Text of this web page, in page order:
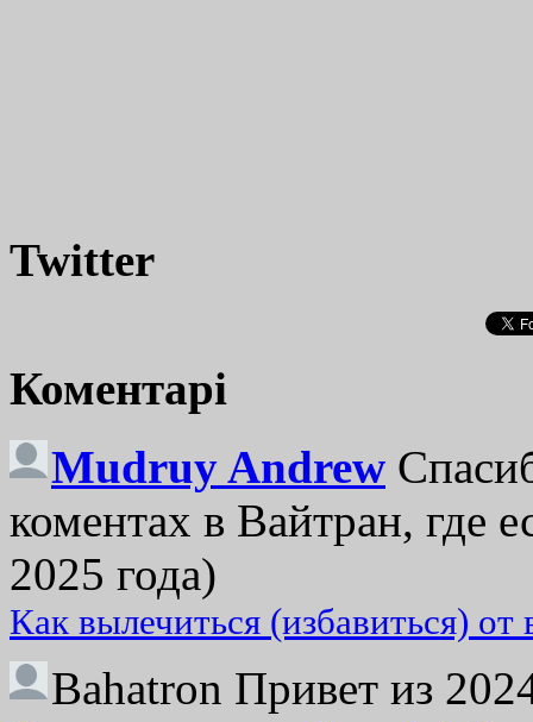
Twitter
Коментарі
Mudruy Andrew
коментах в Вайтран, где
2025 года)
Как вылечиться (избавиться)
Bahatron Привет из